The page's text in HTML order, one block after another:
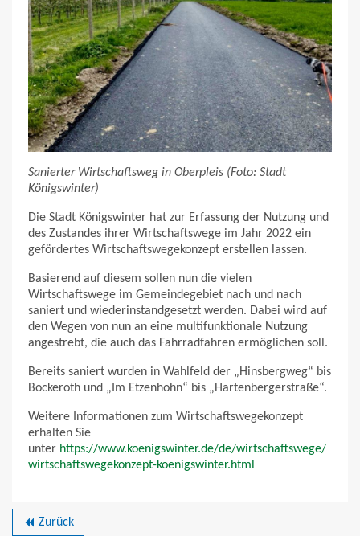
Sanierter Wirtschaftsweg in Oberpleis (Foto: Stadt
Königswinter)
Die Stadt Königswinter hat zur Erfassung der Nutzung und
des Zustandes ihrer Wirtschaftswege im Jahr 2022 ein
gefördertes Wirtschaftswegekonzept erstellen lassen.
Basierend auf diesem sollen nun die vielen
Wirtschaftswege im Gemeindegebiet nach und nach
saniert und wiederinstandgesetzt werden. Dabei wird auf
den Wegen von nun an eine multifunktionale Nutzung
angestrebt, die auch das Fahrradfahren ermöglichen soll.
Bereits saniert wurden in Wahlfeld der „Hinsbergweg“ bis
Bockeroth und „Im Etzenhohn“ bis „Hartenbergerstraße“.
Weitere Informationen zum Wirtschaftswegekonzept
erhalten Sie
unter https://www.koenigswinter.de/de/wirtschaftswege/
wirtschaftswegekonzept-koenigswinter.html
backward Zurück